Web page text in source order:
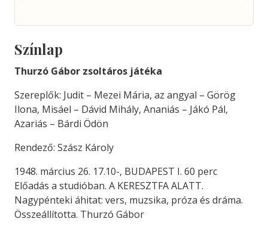
Színlap
Thurzó Gábor zsoltáros játéka
Szereplők: Judit – Mezei Mária, az angyal – Görög
Ilona, Misáel – Dávid Mihály, Ananiás – Jákó Pál,
Azariás – Bárdi Ödön
Rendező: Szász Károly
1948. március 26. 17.10-, BUDAPEST I. 60 perc
Előadás a studióban. A KERESZTFA ALATT.
Nagypénteki áhitat: vers, muzsika, próza és dráma.
Összeállította. Thurzó Gábor